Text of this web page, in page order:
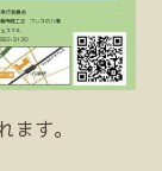
す。